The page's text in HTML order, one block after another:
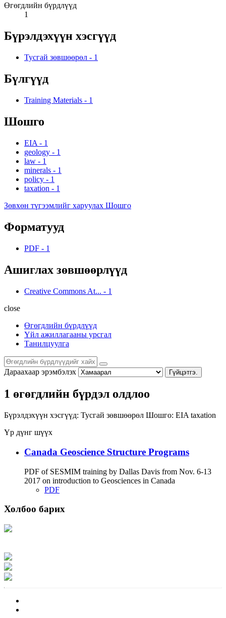
Өгөгдлийн бүрдлүүд
1
Бүрэлдэхүүн хэсгүүд
Тусгай зөвшөөрөл - 1
Бүлгүүд
Training Materials - 1
Шошго
EIA - 1
geology - 1
law - 1
minerals - 1
policy - 1
taxation - 1
Зөвхөн түгээмлийг харуулах Шошго
Форматууд
PDF - 1
Ашиглах зөвшөөрлүүд
Creative Commons At... - 1
close
Өгөгдлийн бүрдлүүд
Үйл ажиллагааны урсгал
Танилцуулга
Дараахаар эрэмбэлэх Гүйцэтгэ.
1 өгөгдлийн бүрдэл олдлоо
Бүрэлдэхүүн хэсгүүд: Тусгай зөвшөөрөл Шошго: EIA taxation
Үр дүнг шүүх
Canada Geoscience Structure Programs
PDF of SESMIM training by Dallas Davis from Nov. 6-13
2017 on introduction to Geosciences in Canada
PDF
Холбоо барих